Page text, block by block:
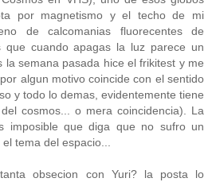
por magnetismo y el techo de mi
de calcomanias fluorecentes de
que cuando apagas la luz parece un
la semana pasada hice el frikitest y me
algun motivo coincide con el sentido
y todo lo demas, evidentemente tiene
cosmos... o mera coincidencia). La
imposible que diga que no sufro un
tema del espacio...
obsecion con Yuri? la posta lo